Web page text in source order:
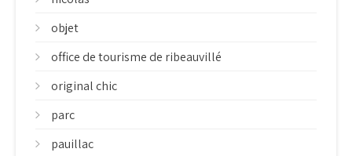
objet
office de tourisme de ribeauvillé
original chic
parc
pauillac